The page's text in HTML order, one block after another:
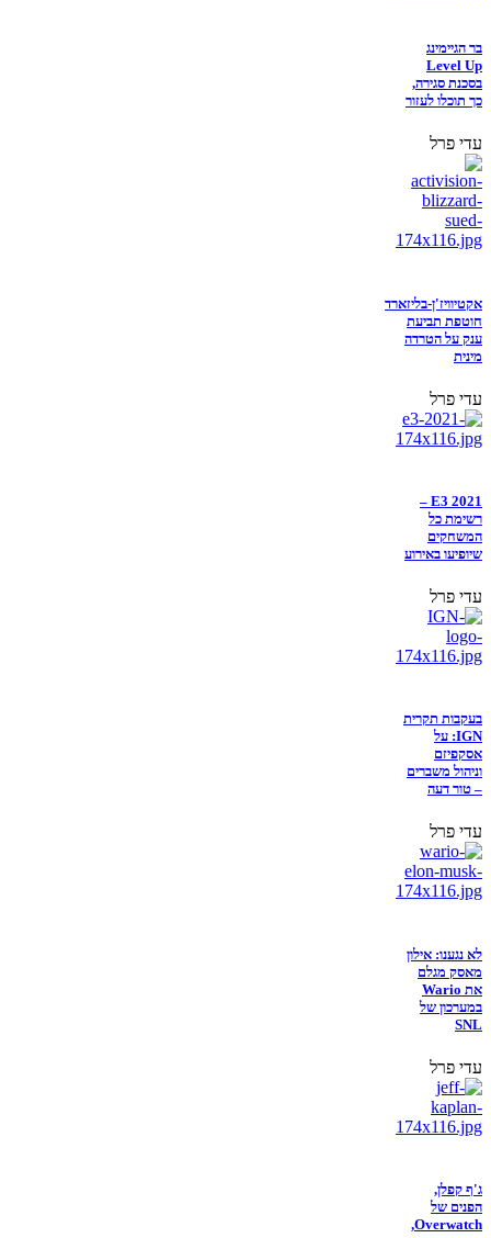
בר הגיימינג
Level Up
בסכנת סגירה,
כך תוכלו לעזור
עדי פרל
אקטיוויז'ן-בליזארד
חוטפת תביעת
ענק על הטרדה
מינית
עדי פרל
E3 2021 –
רשימת כל
המשחקים
שיופיעו באירוע
עדי פרל
בעקבות תקרית
IGN: על
אסקפיזם
וניהול משברים
– טור דעה
עדי פרל
לא נגענו: אילון
מאסק מגלם
את Wario
במערכון של
SNL
עדי פרל
ג'ף קפלן,
הפנים של
Overwatch,